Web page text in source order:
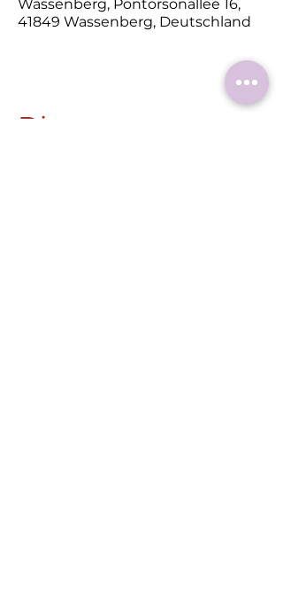
Wassenberg, Pontorsonallee 16,
41849 Wassenberg, Deutschland
Diese